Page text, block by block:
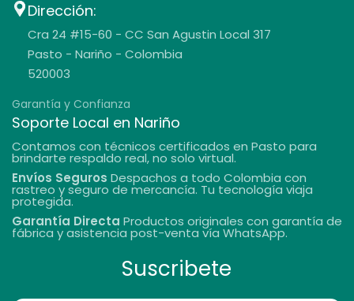
Dirección:
Cra 24 #15-60 - CC San Agustin Local 317
Pasto - Nariño - Colombia
520003
Garantía y Confianza
Soporte Local en Nariño
Contamos con técnicos certificados en Pasto para
brindarte respaldo real, no solo virtual.
Envíos Seguros Despachos a todo Colombia con
rastreo y seguro de mercancía. Tu tecnología viaja
protegida.
Garantía Directa Productos originales con garantía de
fábrica y asistencia post-venta vía WhatsApp.
Suscribete